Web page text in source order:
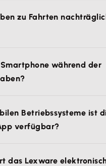
zu Fahrten
während der
Betriebssysteme ist
verfügbar?
das Lexware